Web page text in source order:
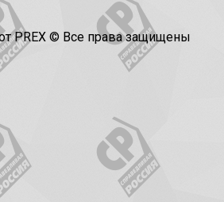
PREX © Все права защищены